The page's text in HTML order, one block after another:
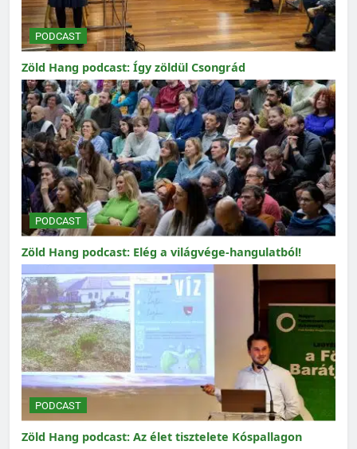
PODCAST
Zöld Hang podcast: Így zöldül Csongrád
PODCAST
Zöld Hang podcast: Elég a világvége-hangulatból!
PODCAST
Zöld Hang podcast: Az élet tisztelete Kóspallagon